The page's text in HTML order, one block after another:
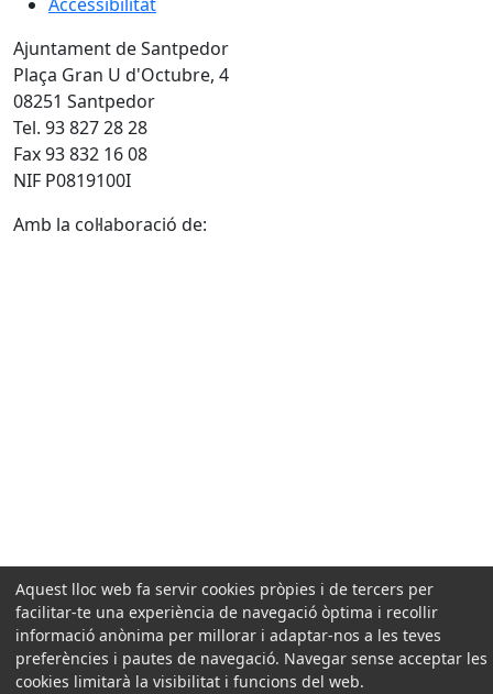
Accessibilitat
Ajuntament de Santpedor
Plaça Gran U d'Octubre, 4
08251 Santpedor
Tel. 93 827 28 28
Fax 93 832 16 08
NIF P0819100I
Amb la col·laboració de:
Aquest lloc web fa servir cookies pròpies i de tercers per
facilitar-te una experiència de navegació òptima i recollir
informació anònima per millorar i adaptar-nos a les teves
preferències i pautes de navegació. Navegar sense acceptar les
cookies limitarà la visibilitat i funcions del web.